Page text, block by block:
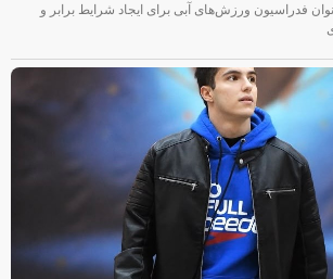
فدراسیون ورزش‌های آبی برای ایجاد شرایط برابر و